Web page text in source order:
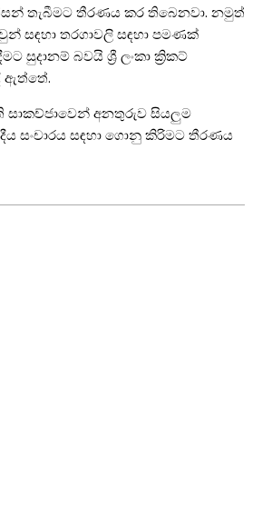
තැබීමට තීරණය කර තිබෙනවා. නමුත්
සඳහා තරගාවලි සඳහා පමණක්
සුදානම් බවයි ශ්‍රී ලංකා ක්‍රිකට්
ඇත්තේ.
සාකච්ජාවෙන් අනතුරුව සියලුම
සංචාරය සඳහා ගොනු කිරිමට තීරණය